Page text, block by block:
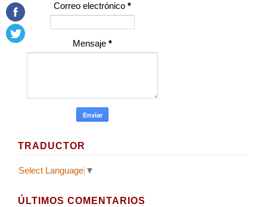
Correo electrónico *
Mensaje *
TRADUCTOR
Select Language ▼
ÚLTIMOS COMENTARIOS